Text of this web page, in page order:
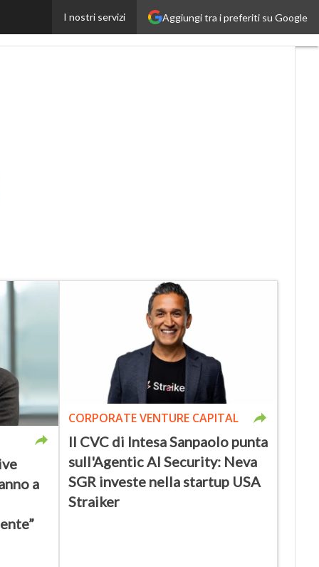
Aggiungi tra i preferiti su Google
I nostri servizi
Startup
a
CORPORATE VENTURE CAPITAL
Il CVC di Intesa Sanpaolo punta
sull'Agentic AI Security: Neva
SGR investe nella startup USA
Straiker